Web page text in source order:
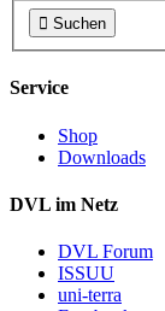
 Suchen
Service
Shop
Downloads
DVL im Netz
DVL Forum
ISSUU
uni-terra